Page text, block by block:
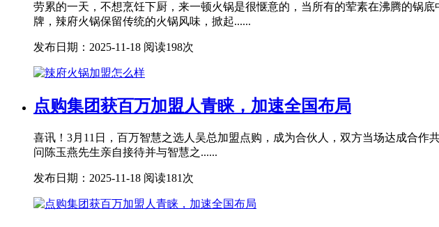
劳累的一天，不想烹饪下厨，来一顿火锅是很惬意的，当所有的荤素在沸腾的锅
牌，辣府火锅保留传统的火锅风味，掀起......
发布日期：2025-11-18 阅读198次
点购集团获百万加盟人青睐，加速全国布局
喜讯！3月11日，百万智慧之选人吴总加盟点购，成为合伙人，双方当场达成合
问陈玉燕先生亲自接待并与智慧之......
发布日期：2025-11-18 阅读181次